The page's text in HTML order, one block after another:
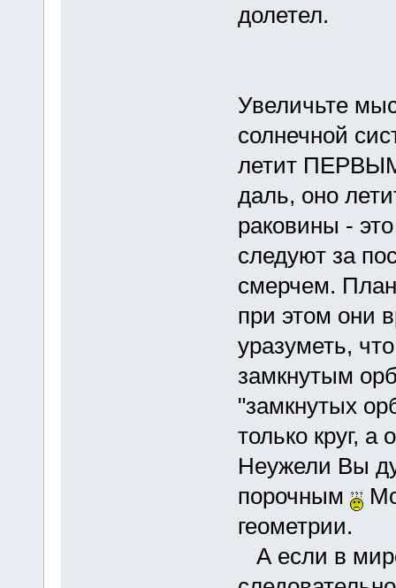
долетел.
Увеличьте
солнечной
летит
даль, оно
раковины -
следуют за
смерчем.
при этом они
уразуметь,
замкнутым
"замкнутых
только круг, а
Неужели Вы
порочным
геометрии.
А если в